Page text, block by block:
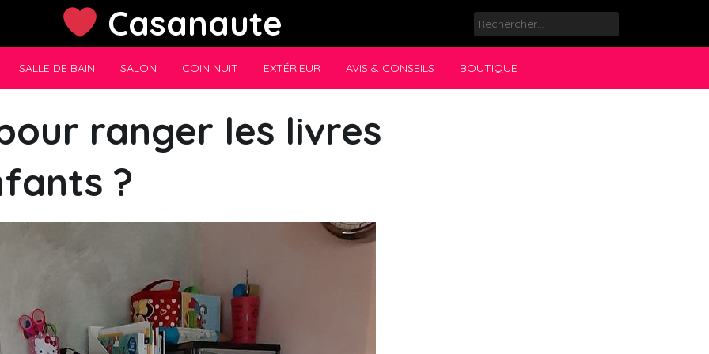
Casanaute Rechercher :
SALLE DE BAIN SALON COIN NUIT EXTÉRIEUR AVIS & CONSEILS BOUTIQUE
ranger les livres
?